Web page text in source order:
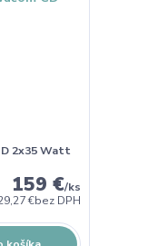
2x35 Watt
159 €/ks
€bez DPH